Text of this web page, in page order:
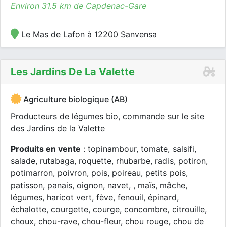
Environ 31.5 km de Capdenac-Gare
Le Mas de Lafon à 12200 Sanvensa
Les Jardins De La Valette
Agriculture biologique (AB)
Producteurs de légumes bio, commande sur le site
des Jardins de la Valette
Produits en vente : topinambour, tomate, salsifi,
salade, rutabaga, roquette, rhubarbe, radis, potiron,
potimarron, poivron, pois, poireau, petits pois,
patisson, panais, oignon, navet, , maïs, mâche,
légumes, haricot vert, fève, fenouil, épinard,
échalotte, courgette, courge, concombre, citrouille,
choux, chou-rave, chou-fleur, chou rouge, chou de